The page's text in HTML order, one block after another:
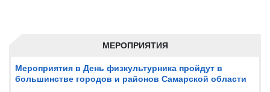
МЕРОПРИЯТИЯ
Мероприятия в День физкультурника пройдут в
большинстве городов и районов Самарской области